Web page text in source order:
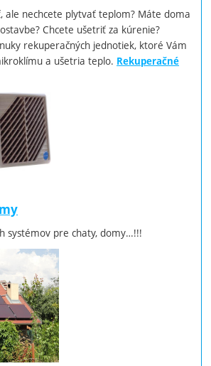
ale nechcete plytvať teplom? Máte doma
Chcete ušetriť za kúrenie?
rekuperačných jednotiek, ktoré Vám
a ušetria teplo. Rekuperačné
systémov pre chaty, domy…!!!